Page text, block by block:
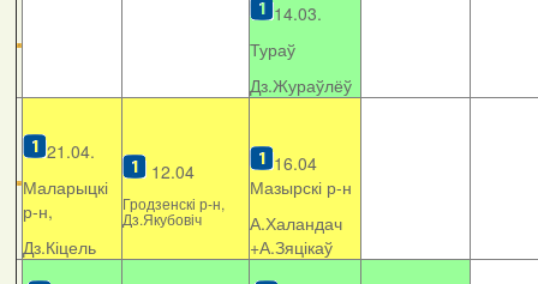
14.03.
Тураў
Дз.Жураўлёў
21.04.
Маларыцкі
р-н,
Дз.Кіцель
12.04
Гродзенскі р-н,
Дз.Якубовіч
16.04
Мазырскі р-н
А.Халандач
+А.Зяцікаў